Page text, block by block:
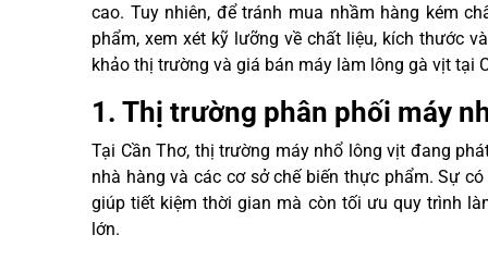
cao. Tuy nhiên, để tránh mua nhầm hàng kém
phẩm, xem xét kỹ lưỡng về chất liệu, kích thước
khảo thị trường và giá bán máy làm lông gà vịt tại
1. Thị trường phân phối máy
Tại Cần Thơ, thị trường máy nhổ lông vịt đang
nhà hàng và các cơ sở chế biến thực phẩm. Sự
giúp tiết kiệm thời gian mà còn tối ưu quy trình
lớn.